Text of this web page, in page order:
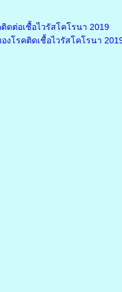
ต่อเชื้อไวรัสโคโรนา 2019
งโรคติดเชื้อไวรัสโคโรนา